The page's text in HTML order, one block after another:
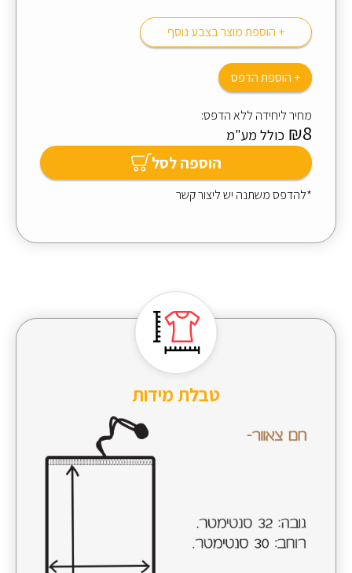
+ הוספת מוצר בצבע נוסף
+ הוספת הדפס
הוספה לסל
מחיר ליחידה ללא הדפס:
₪8 כולל מע"מ
*להדפס משתנה יש ליצור קשר
טבלת מידות